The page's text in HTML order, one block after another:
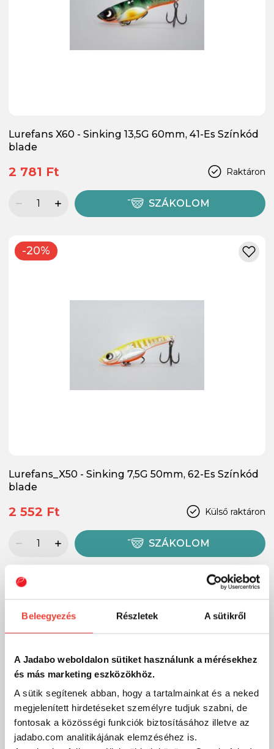
Beleegyezés Részletek A sütikről
A Jadabo weboldalon sütiket használunk a mérésekhez
és más marketing eszközökhöz.
A sütik segítenek abban, hogy a tartalmainkat és a neked
megjelenített hirdetéseket személyre tudjuk szabni, de
fontosak a közösségi funkciók biztosításához illetve az
jadabo.com analitikájának elemzéséhez is.
Lurefans X60 - Sinking 13,5G 60mm, 41-Es Színkód
blade
Raktáron
2 781 Ft
SZÁKOLOM
-20%
Lurefans_X50 - Sinking 7,5G 50mm, 62-Es Színkód
blade
Külső raktáron
2 552 Ft
SZÁKOLOM
-20%